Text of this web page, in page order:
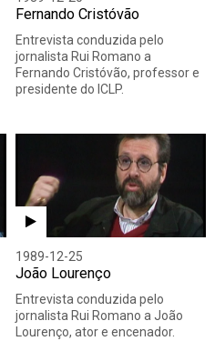
Fernando Cristóvão
Entrevista conduzida pelo
jornalista Rui Romano a
Fernando Cristóvão, professor e
presidente do ICLP.
1989-12-25
João Lourenço
Entrevista conduzida pelo
jornalista Rui Romano a João
Lourenço, ator e encenador.